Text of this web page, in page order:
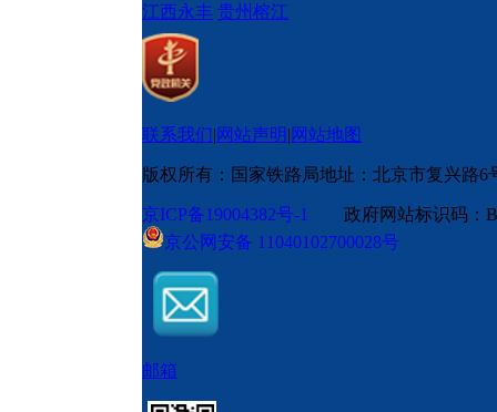
江西永丰 贵州榕江
联系我们|网站声明|网站地图
版权所有：国家铁路局地址：北京市复兴路6
京ICP备19004382号-1
政府网站标识码
京公网安备 11040102700028号
邮箱